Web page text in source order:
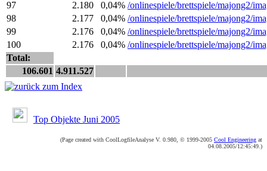
97
2.180 0,04% /onlinespiele/brettspiele/majong2/
98
2.177 0,04% /onlinespiele/brettspiele/majong2/
99
2.176 0,04% /onlinespiele/brettspiele/majong2/
100
2.176 0,04% /onlinespiele/brettspiele/majong2/
Total:
106.601 4.911.527
Top Objekte Juni 2005
(Page created with CoolLogfileAnalyse V. 0.980, © 1999-2005 Cool Engineering at
04.08.2005/12:45:49.)